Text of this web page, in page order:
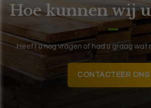
Hoe kunnen wij
Heeft u nog vragen of had u graag wat
CONTACTEER ONS